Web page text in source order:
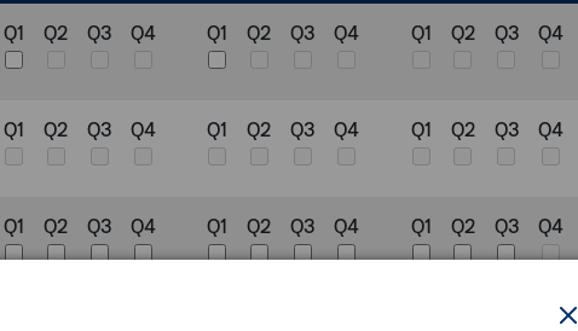
Q1 Q2 Q3 Q4 Q1 Q2 Q3 Q4 Q1 Q2 Q3 Q4
Q1 Q2 Q3 Q4 Q1 Q2 Q3 Q4 Q1 Q2 Q3 Q4
Q1 Q2 Q3 Q4 Q1 Q2 Q3 Q4 Q1 Q2 Q3 Q4
Q4